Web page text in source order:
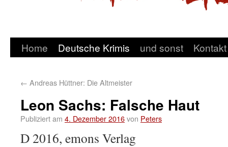
Home Deutsche Krimis und sonst Kontakt
← Andreas Hüttner: Die Altmeister
Leon Sachs: Falsche Haut
Publiziert am 4. Dezember 2016von Peters
D 2016, emons Verlag